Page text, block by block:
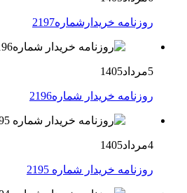
روزنامه خریدارشماره2197
5مرداد1405
روزنامه خریدار شماره2196
4مرداد1405
روزنامه خریدار شماره 2195